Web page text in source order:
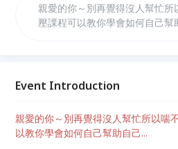
親愛的你～別再覺得沒人幫忙
壓課程可以教你學會如何自己幫
Event Introduction
親愛的你～別再覺得沒人幫忙所以喘
以教你學會如何自己幫助自己...